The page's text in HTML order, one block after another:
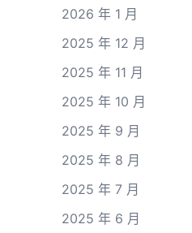
2026 年 1 月
2025 年 12 月
2025 年 11 月
2025 年 10 月
2025 年 9 月
2025 年 8 月
2025 年 7 月
2025 年 6 月